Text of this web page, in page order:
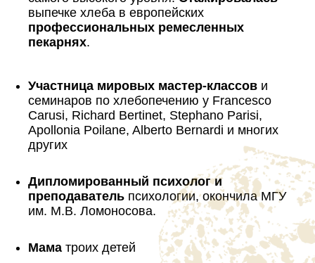
выпечке хлеба в европейских
профессиональных ремесленных
пекарнях.
Участница мировых мастер-классов и
семинаров по хлебопечению у Francesco
Carusi, Richard Bertinet, Stephano Parisi,
Apollonia Poilane, Alberto Bernardi и многих
других
Дипломированный психолог и
преподаватель психологии, окончила МГУ
им. М.В. Ломоносова.
Мама троих детей